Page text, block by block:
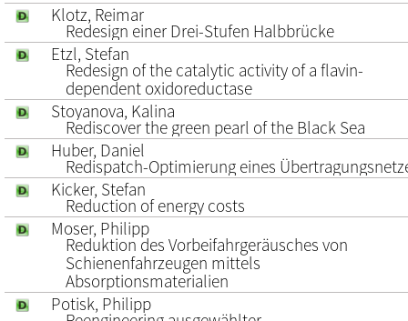
Klotz, Reimar
Redesign einer Drei-Stufen Halbbrücke
Etzl, Stefan
Redesign of the catalytic activity of a flavin-
dependent oxidoreductase
Stoyanova, Kalina
Rediscover the green pearl of the Black Sea
Huber, Daniel
Redispatch-Optimierung eines
Kicker, Stefan
Reduction of energy costs
Moser, Philipp
Reduktion des Vorbeifahrgeräusches von
Schienenfahrzeugen mittels
Absorptionsmaterialien
Potisk, Philipp